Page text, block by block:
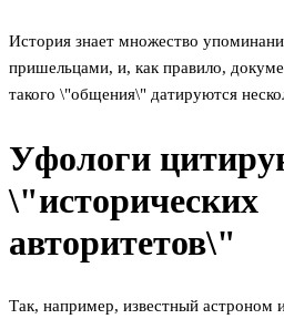
История знает множество
пришельцами, и, как правило,
такого \"общения\" датируются
Уфологи
\"исторических
авторитетов\"
Так, например, известный астроном